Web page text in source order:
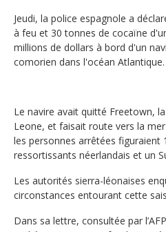
Jeudi, la police espagnole a
à feu et 30 tonnes de cocaïne
millions de dollars à bord d'un
comorien dans l'océan Atlantique.
Le navire avait quitté Freetown,
Leone, et faisait route vers la
les personnes arrêtées figuraient
ressortissants néerlandais et un
Les autorités sierra-léonaises
circonstances entourant cette
Dans sa lettre, consultée par